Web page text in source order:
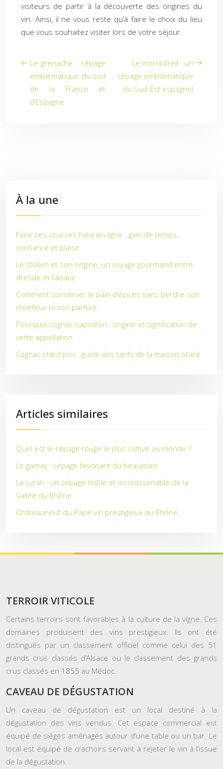
visiteurs de partir à la découverte des origines du
vin. Ainsi, il ne vous reste qu’à faire le choix du lieu
que vous souhaitez visiter lors de votre séjour.
Le grenache : cépage
emblématique du sud
de la France et
d’Espagne
Le monastrell : un
cépage emblématique
du Sud-Est espagnol
À la une
Faire ses courses halal en ligne : gain de temps,
confiance et plaisir
Le stollen et son origine, un voyage gourmand entre
dresde et l’alsace
Comment conserver le pain d’épices sans perdre son
moelleux ni son parfum
Pourquoi cognac napoléon : origine et signification de
cette appellation
Cognac otard prix : guide des tarifs de la maison otard
Articles similaires
Quel est le cépage rouge le plus cultivé au monde ?
Le gamay : cépage fascinant du beaujolais
La syrah : un cépage noble et incontournable de la
Vallée du Rhône
Châteauneuf-du-Pape vin prestigieux du Rhône
TERROIR VITICOLE
Certains terroirs sont favorables à la culture de la vigne. Ces
domaines produisent des vins prestigieux. Ils ont été
distingués par un classement officiel comme celui des 51
grands crus classés d’Alsace ou le classement des grands
crus classés en 1855 au Médoc.
CAVEAU DE DÉGUSTATION
Un caveau de dégustation est un local destiné à la
dégustation des vins vendus. Cet espace commercial est
équipé de sièges aménagés autour d’une table ou un bar. Le
local est équipé de crachoirs servant à rejeter le vin à l’issue
de la dégustation.